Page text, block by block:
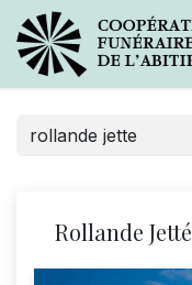
Rollande Jetté